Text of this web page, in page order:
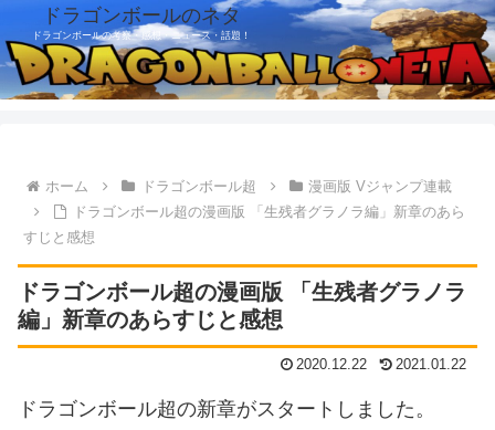
ドラゴンボールのネタ
ドラゴンボールの考察・感想・ニュース・話題！
ホーム ドラゴンボール超
漫画版 Vジャンプ連載
ドラゴンボール超の漫画版 「生残者グラノラ編」新章のあら
すじと感想
ドラゴンボール超の漫画版 「生残者グラノラ
編」新章のあらすじと感想
2020.12.22 2021.01.22
ドラゴンボール超の新章がスタートしました。